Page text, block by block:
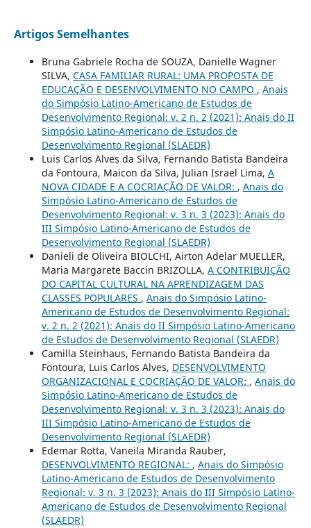
Artigos Semelhantes
Bruna Gabriele Rocha de SOUZA, Danielle Wagner
SILVA, CASA FAMILIAR RURAL: UMA PROPOSTA DE
EDUCAÇÃO E DESENVOLVIMENTO NO CAMPO , Anais
do Simpósio Latino-Americano de Estudos de
Desenvolvimento Regional: v. 2 n. 2 (2021): Anais do II
Simpósio Latino-Americano de Estudos de
Desenvolvimento Regional (SLAEDR)
Luis Carlos Alves da Silva, Fernando Batista Bandeira
da Fontoura, Maicon da Silva, Julian Israel Lima, A
NOVA CIDADE E A COCRIAÇÃO DE VALOR: , Anais do
Simpósio Latino-Americano de Estudos de
Desenvolvimento Regional: v. 3 n. 3 (2023): Anais do
III Simpósio Latino-Americano de Estudos de
Desenvolvimento Regional (SLAEDR)
Danieli de Oliveira BIOLCHI, Airton Adelar MUELLER,
Maria Margarete Baccin BRIZOLLA, A CONTRIBUIÇÃO
DO CAPITAL CULTURAL NA APRENDIZAGEM DAS
CLASSES POPULARES , Anais do Simpósio Latino-
Americano de Estudos de Desenvolvimento Regional:
v. 2 n. 2 (2021): Anais do II Simpósio Latino-Americano
de Estudos de Desenvolvimento Regional (SLAEDR)
Camilla Steinhaus, Fernando Batista Bandeira da
Fontoura, Luis Carlos Alves, DESENVOLVIMENTO
ORGANIZACIONAL E COCRIAÇÃO DE VALOR: , Anais do
Simpósio Latino-Americano de Estudos de
Desenvolvimento Regional: v. 3 n. 3 (2023): Anais do
III Simpósio Latino-Americano de Estudos de
Desenvolvimento Regional (SLAEDR)
Edemar Rotta, Vaneila Miranda Rauber,
DESENVOLVIMENTO REGIONAL: , Anais do Simpósio
Latino-Americano de Estudos de Desenvolvimento
Regional: v. 3 n. 3 (2023): Anais do III Simpósio Latino-
Americano de Estudos de Desenvolvimento Regional
(SLAEDR)